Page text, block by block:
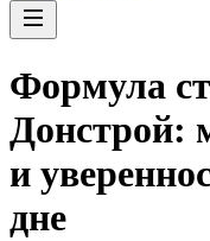
Формула
Донстрой:
и
дне